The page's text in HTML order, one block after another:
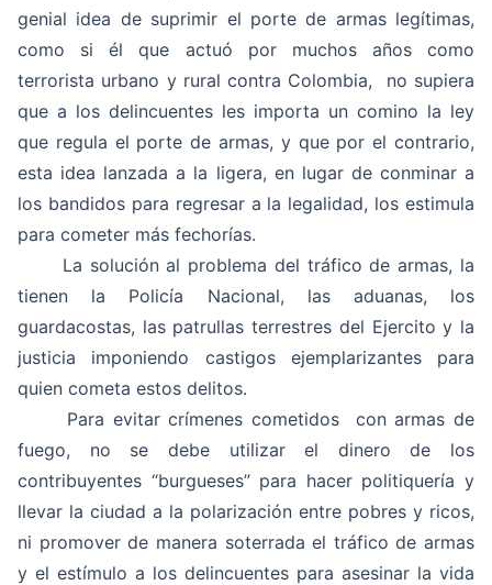
genial idea de suprimir el porte de armas legítimas,
como si él que actuó por muchos años como
terrorista urbano y rural contra Colombia, no supiera
que a los delincuentes les importa un comino la ley
que regula el porte de armas, y que por el contrario,
esta idea lanzada a la ligera, en lugar de conminar a
los bandidos para regresar a la legalidad, los estimula
para cometer más fechorías.
La solución al problema del tráfico de armas, la
tienen la Policía Nacional, las aduanas, los
guardacostas, las patrullas terrestres del Ejercito y la
justicia imponiendo castigos ejemplarizantes para
quien cometa estos delitos.
Para evitar crímenes cometidos con armas de
fuego, no se debe utilizar el dinero de los
contribuyentes “burgueses” para hacer politiquería y
llevar la ciudad a la polarización entre pobres y ricos,
ni promover de manera soterrada el tráfico de armas
y el estímulo a los delincuentes para asesinar la vida